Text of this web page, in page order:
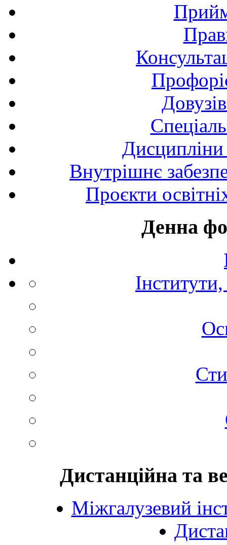
Внутрішнє
Проєкти
Денна
Дистанційна та
Міжгалузевий